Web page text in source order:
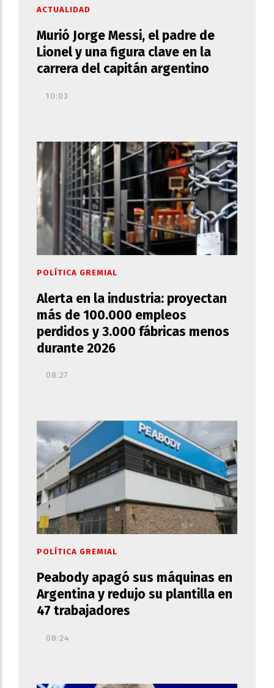
Murió Jorge Messi, el padre de
Lionel y una figura clave en la
carrera del capitán argentino
ACTUALIDAD
10:03
Alerta en la industria: proyectan
más de 100.000 empleos
perdidos y 3.000 fábricas menos
durante 2026
POLÍTICA GREMIAL
08:27
Peabody apagó sus máquinas en
Argentina y redujo su plantilla en
47 trabajadores
POLÍTICA GREMIAL
08:24